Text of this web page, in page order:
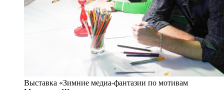
Выставка «Зимние медиа-фантазии по мотивам